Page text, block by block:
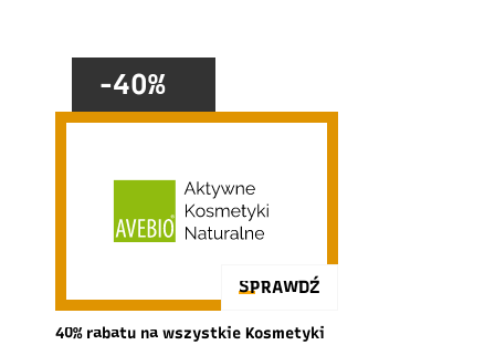
-40%
SPRAWDŹ
40% rabatu na wszystkie Kosmetyki